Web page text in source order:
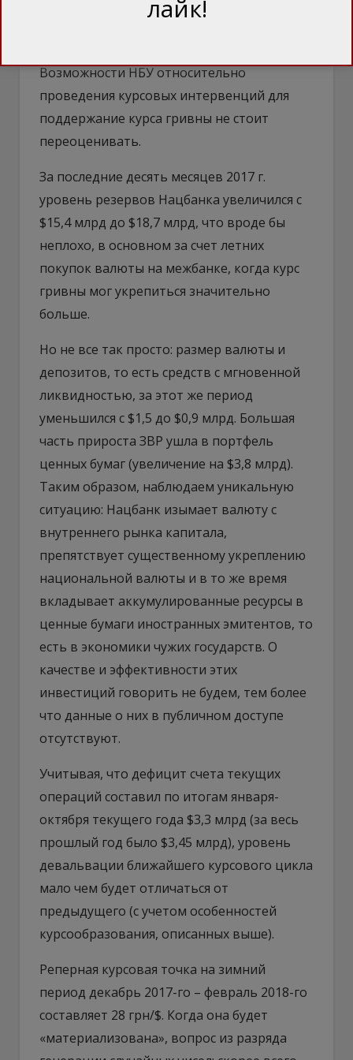
помощью кредитов международных
Возможности НБУ относительно
проведения курсовых интервенций для
поддержание курса гривны не стоит
переоценивать.
За последние десять месяцев 2017 г.
уровень резервов Нацбанка увеличился с
$15,4 млрд до $18,7 млрд, что вроде бы
неплохо, в основном за счет летних
покупок валюты на межбанке, когда курс
гривны мог укрепиться значительно
больше.
Но не все так просто: размер валюты и
депозитов, то есть средств с мгновенной
ликвидностью, за этот же период
уменьшился с $1,5 до $0,9 млрд. Большая
часть прироста ЗВР ушла в портфель
ценных бумаг (увеличение на $3,8 млрд).
Таким образом, наблюдаем уникальную
ситуацию: Нацбанк изымает валюту с
внутреннего рынка капитала,
препятствует существенному укреплению
национальной валюты и в то же время
вкладывает аккумулированные ресурсы в
ценные бумаги иностранных эмитентов, то
есть в экономики чужих государств. О
качестве и эффективности этих
инвестиций говорить не будем, тем более
что данные о них в публичном доступе
отсутствуют.
Учитывая, что дефицит счета текущих
операций составил по итогам января-
октября текущего года $3,3 млрд (за весь
прошлый год было $3,45 млрд), уровень
девальвации ближайшего курсового цикла
мало чем будет отличаться от
предыдущего (с учетом особенностей
курсообразования, описанных выше).
Реперная курсовая точка на зимний
период декабрь 2017-го – февраль 2018-го
составляет 28 грн/$. Когда она будет
«материализована», вопрос из разряда
лайк!